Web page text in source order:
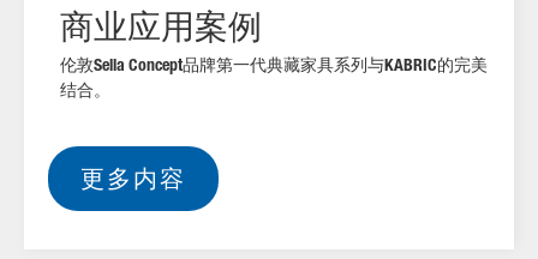
商业应用案例
伦敦Sella Concept品牌第一代典藏家具系列与KABRIC的完美
结合。
更多内容